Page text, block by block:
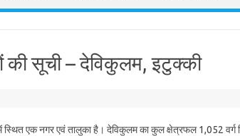
की सूची – देविकुलम, इटुक्की
एक नगर एवं तालुका है। देविकुलम का कुल क्षेत्रफल 1,052 वर्ग